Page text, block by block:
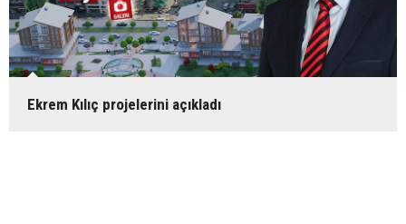
Ekrem Kılıç projelerini açıkladı